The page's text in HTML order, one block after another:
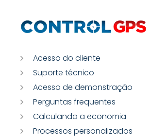
Acesso do cliente
Suporte técnico
Acesso de demonstração
Perguntas frequentes
Calculando a economia
Processos personalizados